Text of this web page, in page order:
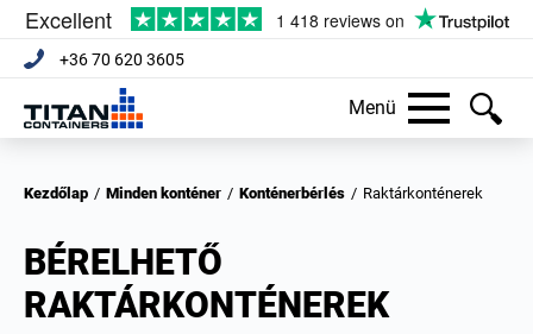
+36 70 620 3605
Menü
Kezdőlap / Minden konténer / Konténerbérlés / Raktárkonténerek
BÉRELHETŐ
RAKTÁRKONTÉNEREK